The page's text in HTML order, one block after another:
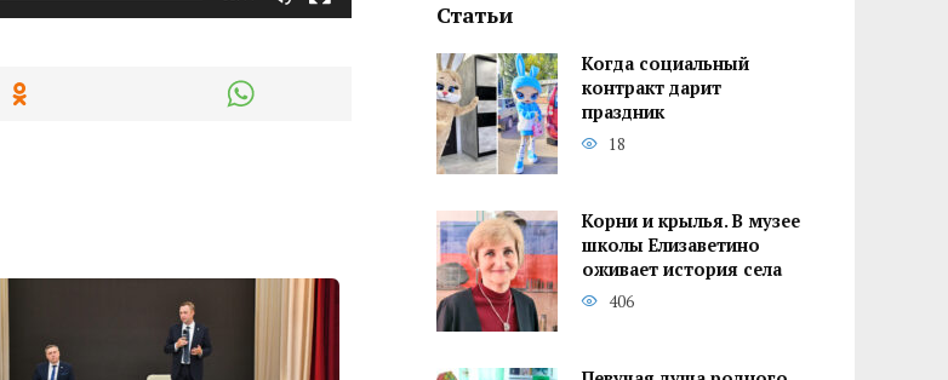
Статьи
Когда социальный
контракт дарит
праздник
18
Корни и крылья. В музее
школы Елизаветино
оживает история села
406